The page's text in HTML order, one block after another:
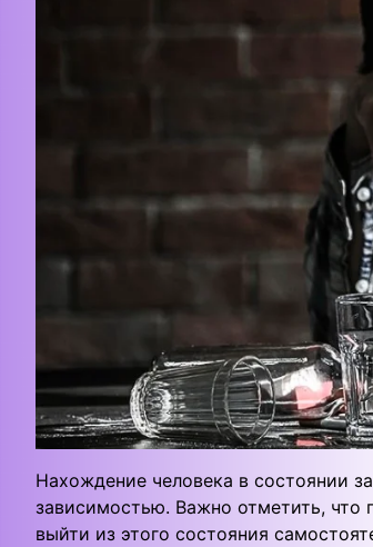
Нахождение человека в состоянии
зависимостью. Важно отметить, что
выйти из этого состояния